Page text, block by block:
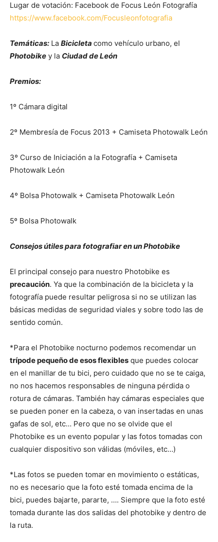
Lugar de votación: Facebook de Focus León Fotografía
https://www.facebook.com/Focusleonfotografia
Temáticas: La Bicicleta como vehículo urbano, el
Photobike y la Ciudad de León
Premios:
1º Cámara digital
2º Membresía de Focus 2013 + Camiseta Photowalk León
3º Curso de Iniciación a la Fotografía + Camiseta
Photowalk León
4º Bolsa Photowalk + Camiseta Photowalk León
5º Bolsa Photowalk
Consejos útiles para fotografiar en un Photobike
El principal consejo para nuestro Photobike es
precaución. Ya que la combinación de la bicicleta y la
fotografía puede resultar peligrosa si no se utilizan las
básicas medidas de seguridad viales y sobre todo las de
sentido común.
*Para el Photobike nocturno podemos recomendar un
trípode pequeño de esos flexibles que puedes colocar
en el manillar de tu bici, pero cuidado que no se te caiga,
no nos hacemos responsables de ninguna pérdida o
rotura de cámaras. También hay cámaras especiales que
se pueden poner en la cabeza, o van insertadas en unas
gafas de sol, etc… Pero que no se olvide que el
Photobike es un evento popular y las fotos tomadas con
cualquier dispositivo son válidas (móviles, etc…)
*Las fotos se pueden tomar en movimiento o estáticas,
no es necesario que la foto esté tomada encima de la
bici, puedes bajarte, pararte, …. Siempre que la foto esté
tomada durante las dos salidas del photobike y dentro de
la ruta.